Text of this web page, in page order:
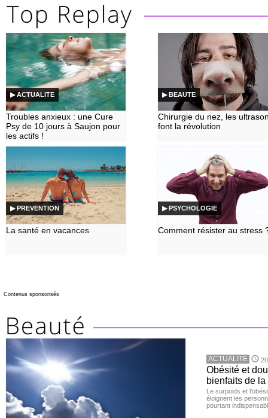
▶ ACTUALITE
Troubles anxieux : une Cure
Psy de 10 jours à Saujon pour
les actifs !
▶ BEAUTE
Chirurgie du nez, les
font la révolution
▶ PREVENTION
La santé en vacances
▶ PSYCHOLOGIE
Comment résister au stress
Contenus sponsorisés
ACTUALITE
Obésité et
bienfaits de
Le surpoids et
éloignent les
pourtant